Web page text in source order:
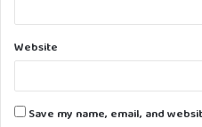
Website
Save my name, email, and